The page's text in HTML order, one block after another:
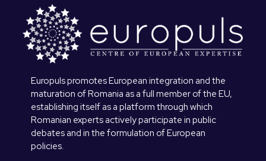
Europuls promotes European integration and the
maturation of Romania as a full member of the EU,
establishing itself as a platform through which
Romanian experts actively participate in public
debates and in the formulation of European
policies.